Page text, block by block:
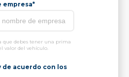
empresa*
que debes tener una prima
valor del vehículo.
de acuerdo con los